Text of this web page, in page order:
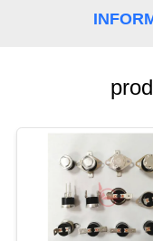
NOTICIAS
MAPA
SITIO